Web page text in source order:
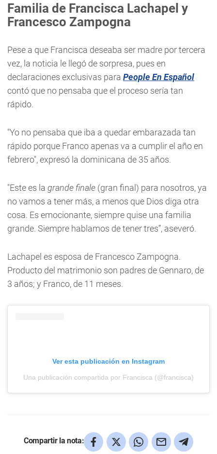
Familia de Francisca Lachapel y
Francesco Zampogna
Pese a que Francisca deseaba ser madre por tercera
vez, la noticia le llegó de sorpresa, pues en
declaraciones exclusivas para People En Español
contó que no pensaba que el proceso sería tan
rápido.
"Yo no pensaba que iba a quedar embarazada tan
rápido porque Franco apenas va a cumplir el año en
febrero", expresó la dominicana de 35 años.
"Este es la grande finale (gran final) para nosotros, ya
no vamos a tener más, a menos que Dios diga otra
cosa. Es emocionante, siempre quise una familia
grande. Siempre hablamos de tener tres”, aseveró.
Lachapel es esposa de Francesco Zampogna.
Producto del matrimonio son padres de Gennaro, de
3 años; y Franco, de 11 meses.
Ver esta publicación en Instagram
Una publicación compartida por Francisca (@francisca)
Compartir la nota: